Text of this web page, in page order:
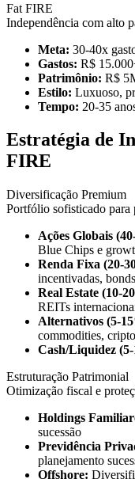
Fat FIRE
Independência com alto
Meta: 30-40x
Gastos: R$
Patrimônio: R$
Estilo: Luxuoso,
Tempo: 20-35
Estratégia de
FIRE
Diversificação Premium
Portfólio sofisticado para
Ações Globais
Blue Chips e
Renda Fixa (20-
incentivadas,
Real Estate (10-
REITs
Alternativos (5-
commodities,
Cash/Liquidez
Estruturação Patrimonial
Otimização fiscal e
Holdings
sucessão
Previdência
planejamento
Offshore: